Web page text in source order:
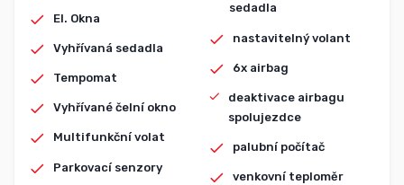
El. Okna
Vyhřívaná sedadla
Tempomat
Vyhřívané čelní okno
Multifunkční volat
Parkovací senzory
sedadla
nastavitelný volant
6x airbag
deaktivace airbagu
spolujezdce
palubní počítač
venkovní teploměr